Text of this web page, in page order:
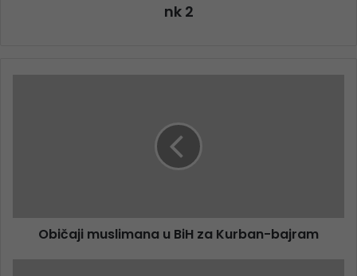
nk 2
Običaji muslimana u BiH za Kurban-bajram